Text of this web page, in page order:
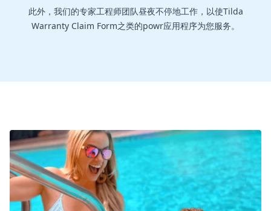
此外，我们的专家工程师团队昼夜不停地工作，以使Tilda
Warranty Claim Form之类的powr应用程序为您服务。